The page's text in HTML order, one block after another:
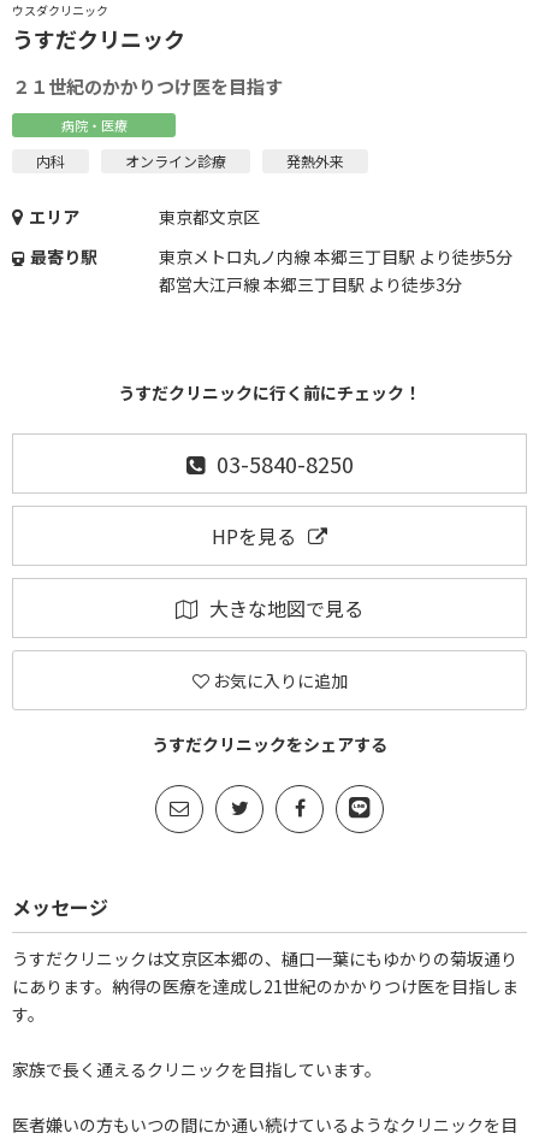
ウスダクリニック
うすだクリニック
２１世紀のかかりつけ医を目指す
病院・医療
内科 オンライン診療 発熱外来
エリア
東京都文京区
最寄り駅
東京メトロ丸ノ内線 本郷三丁目駅 より徒歩5分
都営大江戸線 本郷三丁目駅 より徒歩3分
うすだクリニックに行く前にチェック！
03-5840-8250
HPを見る
大きな地図で見る
お気に入りに追加
うすだクリニックをシェアする
メッセージ
うすだクリニックは文京区本郷の、樋口一葉にもゆかりの菊坂通り
にあります。納得の医療を達成し21世紀のかかりつけ医を目指しま
す。
家族で長く通えるクリニックを目指しています。
医者嫌いの方もいつの間にか通い続けているようなクリニックを目